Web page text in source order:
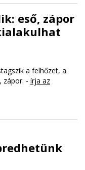
eső, zápor
a felhőzet, a
zápor. - írja az